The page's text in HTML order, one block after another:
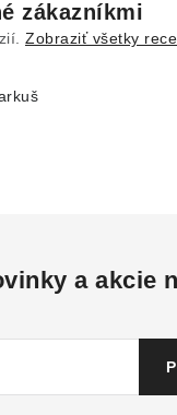
zákazníkmi
Zobraziť všetky
a akcie